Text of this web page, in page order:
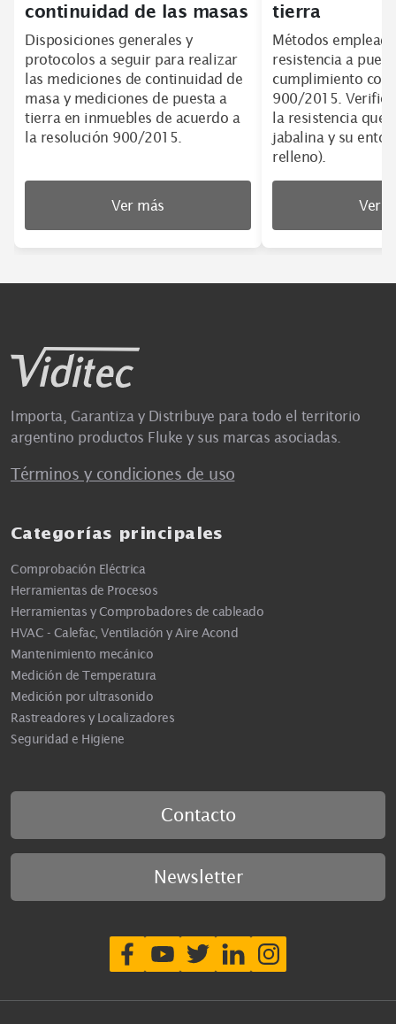
continuidad de las masas
Disposiciones generales y
protocolos a seguir para realizar
las mediciones de continuidad de
masa y mediciones de puesta a
tierra en inmuebles de acuerdo a
la resolución 900/2015.
Ver más
tierra
Métodos
resistencia a
cumplimiento con
900/2015.
la resistencia que
jabalina y su
relleno).
Ver
Importa, Garantiza y Distribuye para todo el territorio
argentino productos Fluke y sus marcas asociadas.
Términos y condiciones de uso
Categorías principales
Comprobación Eléctrica
Herramientas de Procesos
Herramientas y Comprobadores de cableado
HVAC - Calefac, Ventilación y Aire Acond
Mantenimiento mecánico
Medición de Temperatura
Medición por ultrasonido
Rastreadores y Localizadores
Seguridad e Higiene
Contacto
Newsletter